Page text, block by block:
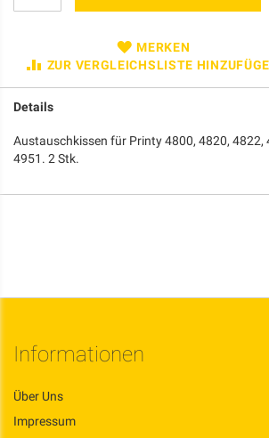
MERKEN
ZUR VERGLEICHSLISTE
Details
Austauschkissen für Printy 4800, 4820, 4822,
4951. 2 Stk.
Informationen
Über Uns
Impressum